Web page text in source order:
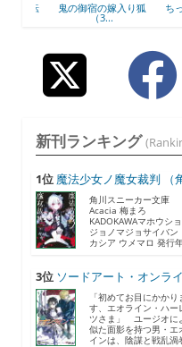
鬼の御宿の嫁入り狐
（3...
ちっ
新刊ランキング
1位 魔法少女ノ魔女裁判 （
川...
角川スニーカー文庫
Acacia 梅まろ
KADOKAWAマホウシ
ジョノマジョサイバン
カシア ウメマロ 発行
3位 ソードアート・オンラ
2...
「初めてお目にかかり
す、エオライン・ハー
ツさま」 ユージオに
似た面影を持つ男・エ
インは、陰謀と戦乱渦